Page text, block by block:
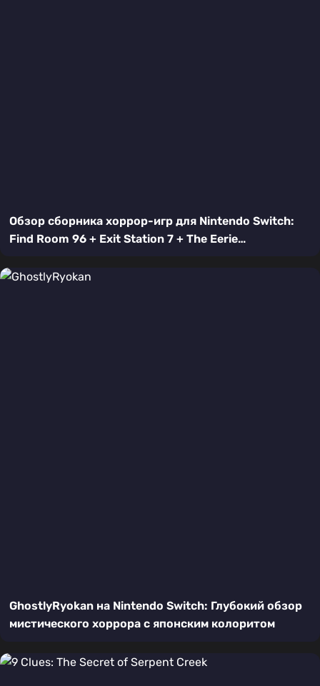
Обзор сборника хоррор-игр для Nintendo Switch:
Find Room 96 + Exit Station 7 + The Eerie
Anomaly Underground — Пять путей в ужас
GhostlyRyokan на Nintendo Switch: Глубокий обзор
мистического хоррора с японским колоритом